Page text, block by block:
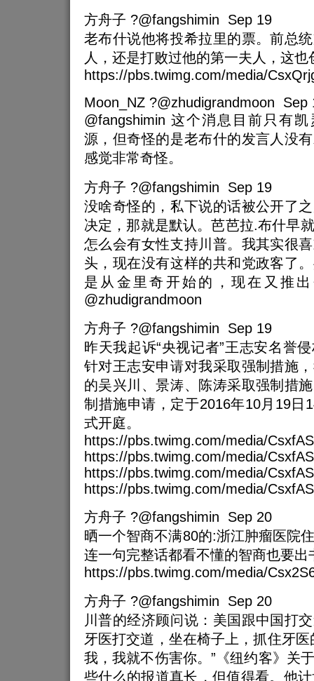
方舟子 ?@fangshimin Sep 19
老布什说他将投希拉里的票。前总
人，还是打败过他的第一夫人，这
https://pbs.twimg.com/media/
Moon_NZ ?@zhudigrandmoon Sep
@fangshimin 这个消息目前只有
源，但奇怪的是老布什的发言人没
感觉非常奇怪。
方舟子 ?@fangshimin Sep 19
没啥奇怪的，私下说的话被公开了
决定，那就是默认。芭芭拉.布什早
怎么会有女性支持川普。我其实很
头，现在没有这样的共和党政客了
是从金里奇开始的，现在又推
@zhudigrandmoon
方舟子 ?@fangshimin Sep 19
昨天我起诉“央视记者”王志安名誉
针对王志安申请对我采取强制措施
的吴兴川、景涛、陈涛采取强制措
制措施申请，定于2016年10月19日
式开庭。
https://pbs.twimg.com/media/
https://pbs.twimg.com/media/
https://pbs.twimg.com/media/
https://pbs.twimg.com/media/
方舟子 ?@fangshimin Sep 20
晒一个智商不满80的:浙江肿瘤医院
连一句完整话都看不懂的智商也要出
https://pbs.twimg.com/media/
方舟子 ?@fangshimin Sep 20
川普的经济顾问说：美国跟中国打
牙医打交道，坐在椅子上，抓住牙
我，我就不伤害你。”《纽约客》关
些什么的报道真长，但值得看。他